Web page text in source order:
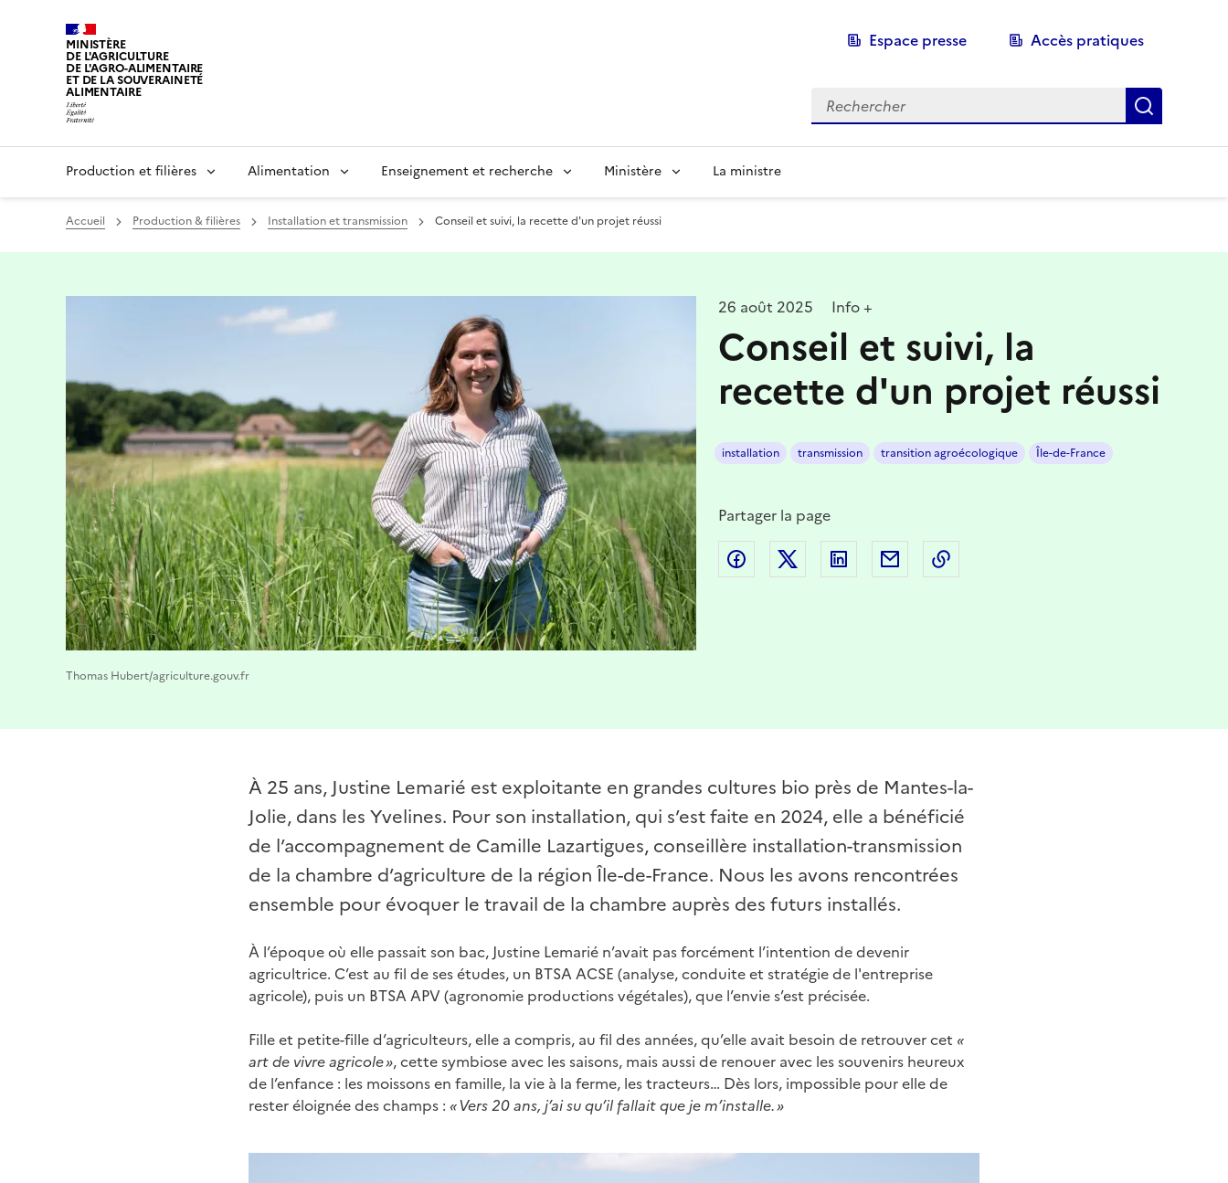
MINISTÈRE
DE L'AGRICULTURE
DE L'AGRO-ALIMENTAIRE
ET DE LA SOUVERAINETÉ
ALIMENTAIRE
Espace presse Accès pratiques
Recherche
Production et filières Alimentation Enseignement et recherche Ministère La ministre
Accueil Production & filières Installation et transmission Conseil et suivi, la recette d'un projet réussi
Thomas Hubert/agriculture.gouv.fr
26 août 2025 Info +
Conseil et suivi, la
recette d'un projet réussi
installation transmission transition agroécologique Île-de-France
Partager la page
Partager sur Facebook
Partager sur Twitter
Partager sur LinkedIn
Partager par email
À 25 ans, Justine Lemarié est exploitante en grandes cultures bio près de Mantes-la-
Jolie, dans les Yvelines. Pour son installation, qui s’est faite en 2024, elle a bénéficié
de l’accompagnement de Camille Lazartigues, conseillère installation-transmission
de la chambre d’agriculture de la région Île-de-France. Nous les avons rencontrées
ensemble pour évoquer le travail de la chambre auprès des futurs installés.
À l’époque où elle passait son bac, Justine Lemarié n’avait pas forcément l’intention de devenir
agricultrice. C’est au fil de ses études, un BTSA ACSE (analyse, conduite et stratégie de l'entreprise
agricole), puis un BTSA APV (agronomie productions végétales), que l’envie s’est précisée.
Fille et petite-fille d’agriculteurs, elle a compris, au fil des années, qu’elle avait besoin de retrouver cet «
art de vivre agricole », cette symbiose avec les saisons, mais aussi de renouer avec les souvenirs heureux
de l’enfance : les moissons en famille, la vie à la ferme, les tracteurs… Dès lors, impossible pour elle de
rester éloignée des champs : « Vers 20 ans, j’ai su qu’il fallait que je m’installe. »